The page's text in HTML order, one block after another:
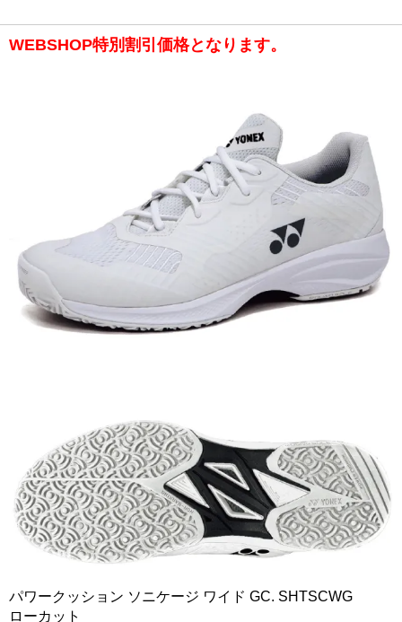
WEBSHOP特別割引価格となります。
パワークッション ソニケージ ワイド GC. SHTSCWG
ローカット